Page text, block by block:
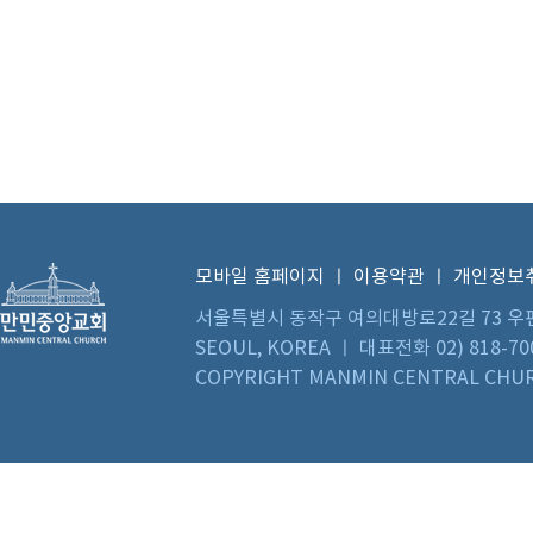
모바일 홈페이지 이용약관
개인정보
서울특별시 동작구 여의대방로22길 73
SEOUL, KOREA ㅣ 대표전화 02) 818-
COPYRIGHT MANMIN CENTRAL